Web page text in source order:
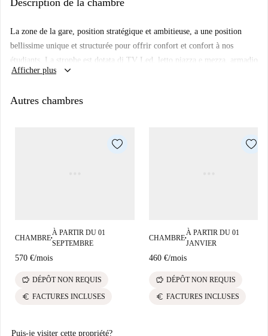
les jeunes actifs. Il est permis de fumer ; cependant, les animaux
Le centre de Varèse offre un cadre de vie animé, à proximité de marchés
comme Quel Paese et Life 120 Lo Spaccio Varese. Vous trouverez
également à proximité des restaurants tels qu'Istanbul Varese Kebab et
le Monumento Ai Caduti et la Porta Pozzaghetto enrichissent l'offre
Description de la chambre
La zone de la gare, position stratégique et ambitieuse, a une position
bellissime unique et structurée pour offrir confort et confort à nos
étudiants. La strophe est dotata di TV Led, letto piazza e mezza, armadio
3 ante, scrivania, comodino, tendaggi, specchio, scarpiera, cassettiera,
Afficher plus keyboard_arrow_down
Autres chambres
CHAMBRE■
À PARTIR DU 01
SEPTEMBRE
570 €/mois
savings DÉPÔT NON REQUIS
euro FACTURES INCLUSES
CHAMBRE■
À PARTIR DU 01
JANVIER
460 €/mois
savings DÉPÔT NON REQUIS
euro FACTURES INCLUSES
Puis-je visiter cette propriété?